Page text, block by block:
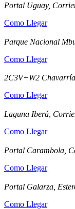
Portal Uguay,
Como Llegar
Parque Nacional
Como Llegar
2C3V+W2
Como Llegar
Laguna Iberá,
Como Llegar
Portal Carambola,
Como Llegar
Portal Galarza,
Como Llegar